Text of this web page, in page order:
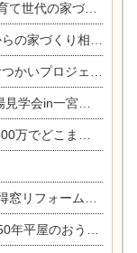
家づくり相談会
家づくり相談会
いプロジェクト
一宮市木曽川町
？リフォーム相談会
ーム個別相談会
ベーション完成見学会